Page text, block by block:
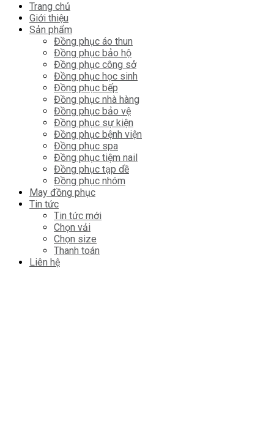
Trang chủ
Giới thiệu
Sản phẩm
Đồng phục áo thun
Đồng phục bảo hộ
Đồng phục công sở
Đồng phục học sinh
Đồng phục bếp
Đồng phục nhà hàng
Đồng phục bảo vệ
Đồng phục sự kiện
Đồng phục bệnh viện
Đồng phục spa
Đồng phục tiệm nail
Đồng phục tạp dề
Đồng phục nhóm
May đồng phục
Tin tức
Tin tức mới
Chọn vải
Chọn size
Thanh toán
Liên hệ